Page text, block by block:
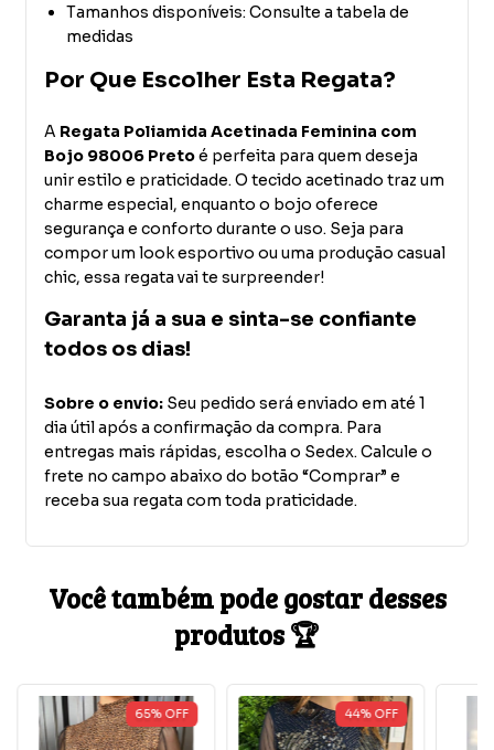
Tamanhos disponíveis: Consulte a tabela de
medidas
Por Que Escolher Esta Regata?
A Regata Poliamida Acetinada Feminina com
Bojo 98006 Pretoé perfeita para quem deseja
unir estilo e praticidade. O tecido acetinado traz um
charme especial, enquanto o bojo oferece
segurança e conforto durante o uso. Seja para
compor um look esportivo ou uma produção casual
chic, essa regata vai te surpreender!
Garanta já a sua e sinta-se confiante
todos os dias!
Sobre o envio: Seu pedido será enviado em até 1
dia útil após a confirmação da compra. Para
entregas mais rápidas, escolha o Sedex. Calcule o
frete no campo abaixo do botão “Comprar” e
receba sua regata com toda praticidade.
Você também pode gostar desses
produtos 🏆
65% OFF 44% OFF